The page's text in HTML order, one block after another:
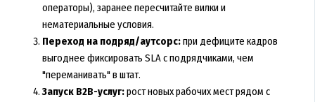
операторы), заранее пересчитайте вилки и
нематериальные условия.
Переход на подряд/аутсорс:при дефиците кадров
выгоднее фиксировать SLA с подрядчиками, чем
"переманивать" в штат.
Запуск B2B-услуг:рост новых рабочих мест рядом с